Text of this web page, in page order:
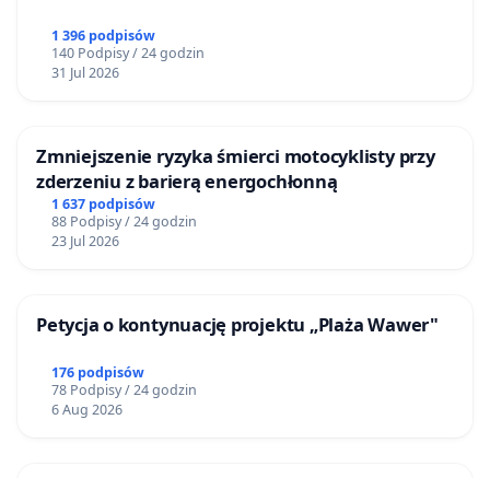
1 396 podpisów
140 Podpisy / 24 godzin
31 Jul 2026
Zmniejszenie ryzyka śmierci motocyklisty przy
zderzeniu z barierą energochłonną
1 637 podpisów
88 Podpisy / 24 godzin
23 Jul 2026
Petycja o kontynuację projektu „Plaża Wawer"
176 podpisów
78 Podpisy / 24 godzin
6 Aug 2026